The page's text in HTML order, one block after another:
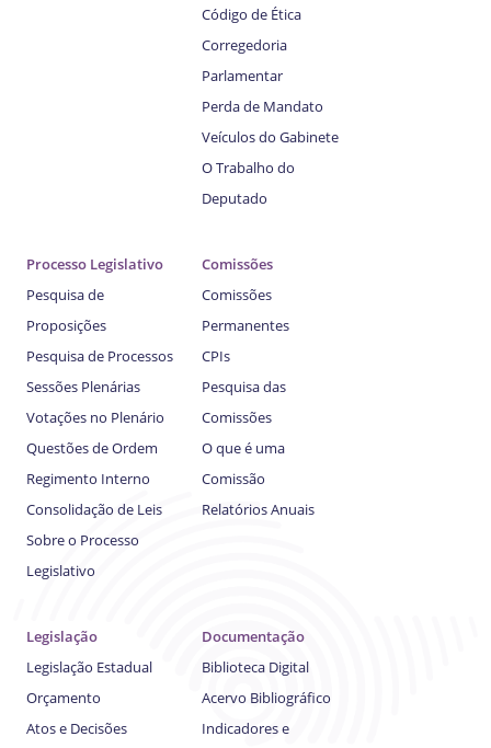
Código de Ética
Corregedoria
Parlamentar
Perda de Mandato
Veículos do Gabinete
O Trabalho do
Deputado
Processo Legislativo
Pesquisa de
Proposições
Pesquisa de Processos
Sessões Plenárias
Votações no Plenário
Questões de Ordem
Regimento Interno
Consolidação de Leis
Sobre o Processo
Legislativo
Comissões
Comissões
Permanentes
CPIs
Pesquisa das
Comissões
O que é uma
Comissão
Relatórios Anuais
Legislação
Legislação Estadual
Orçamento
Atos e Decisões
Documentação
Biblioteca Digital
Acervo Bibliográfico
Indicadores e